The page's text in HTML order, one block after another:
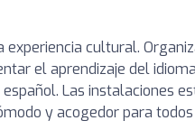
experiencia cultural.
el aprendizaje del
Las instalaciones
y acogedor para